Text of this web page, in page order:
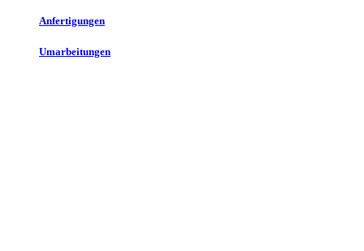
Anfertigungen
Umarbeitungen